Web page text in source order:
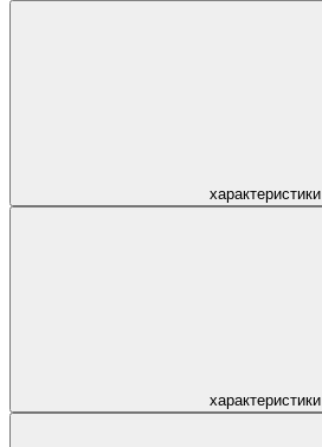
характеристики
характеристики